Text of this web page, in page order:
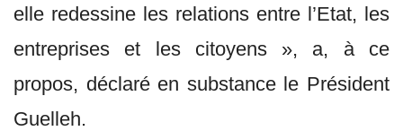
elle redessine les relations entre l’Etat, les
entreprises et les citoyens », a, à ce
propos, déclaré en substance le Président
Guelleh.